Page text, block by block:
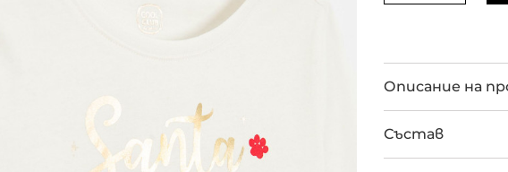
Описание на
Състав